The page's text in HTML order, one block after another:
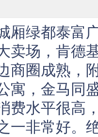
厢绿都泰富
卖场，肯德
商圈成熟，
寓，金马同
费水平很高
一非常好。